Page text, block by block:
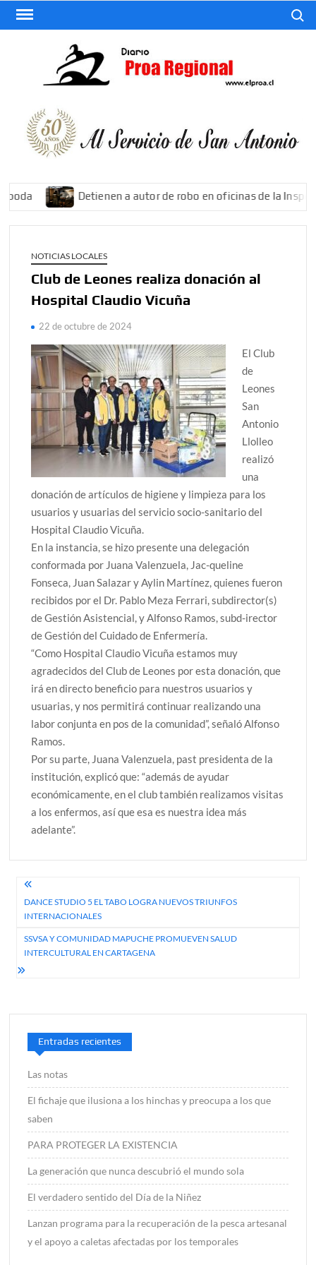
Saltar
Detienen a autor de robo en oficinas de la
NOTICIAS LOCALES
Club de Leones realiza donación al
Hospital Claudio Vicuña
22 de octubre de 2024
El Club
de
Leones
San
Antonio
Llolleo
realizó
una
donación de artículos de higiene y limpieza para los
usuarios y usuarias del servicio socio-sanitario del
Hospital Claudio Vicuña.
En la instancia, se hizo presente una delegación
conformada por Juana Valenzuela, Jac-queline
Fonseca, Juan Salazar y Aylin Martínez, quienes fueron
recibidos por el Dr. Pablo Meza Ferrari, subdirector(s)
de Gestión Asistencial, y Alfonso Ramos, subd-irector
de Gestión del Cuidado de Enfermería.
“Como Hospital Claudio Vicuña estamos muy
agradecidos del Club de Leones por esta donación, que
irá en directo beneficio para nuestros usuarios y
usuarias, y nos permitirá continuar realizando una
labor conjunta en pos de la comunidad”, señaló Alfonso
Ramos.
Por su parte, Juana Valenzuela, past presidenta de la
institución, explicó que: “además de ayudar
económicamente, en el club también realizamos visitas
a los enfermos, así que esa es nuestra idea más
adelante”.
Navegación
de
entradas
DANCE STUDIO 5 EL TABO LOGRA NUEVOS TRIUNFOS
INTERNACIONALES
SSVSA Y COMUNIDAD MAPUCHE PROMUEVEN SALUD
INTERCULTURAL EN CARTAGENA
Entradas recientes
Las notas
El fichaje que ilusiona a los hinchas y preocupa a los que
saben
PARA PROTEGER LA EXISTENCIA
La generación que nunca descubrió el mundo sola
El verdadero sentido del Día de la Niñez
Lanzan programa para la recuperación de la pesca artesanal
y el apoyo a caletas afectadas por los temporales